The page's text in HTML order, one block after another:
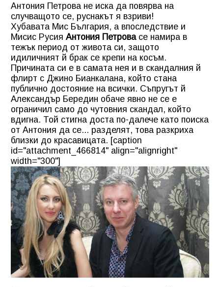
Антония Петрова не иска да повярва на
случващото се, руснакът я взриви!
Хубавата Мис България, а впоследствие и
Мисис Русия Антония Петрова се намира в
тежък период от живота си, защото
идиличният й брак се крепи на косъм.
Причината си е в самата нея и в скандалния й
флирт с Джино Бианкалана, който стана
публично достояние на всички. Съпругът й
Александър Бередин обаче явно не се е
ограничил само до чутовния скандал, който
вдигна. Той стигна доста по-далече като поиска
от Антония да се... разделят, това разкриха
близки до красавицата. [caption
id="attachment_466814" align="alignright"
width="300"]